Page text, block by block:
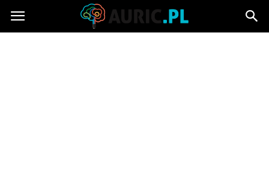
Auric.pl